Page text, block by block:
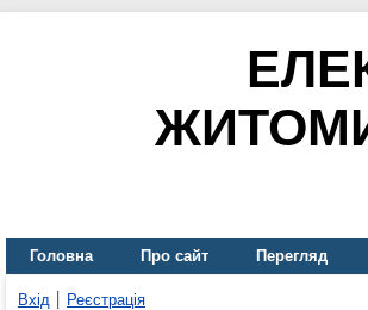
Головна Про сайт Перегляд
Вхід Реєстрація